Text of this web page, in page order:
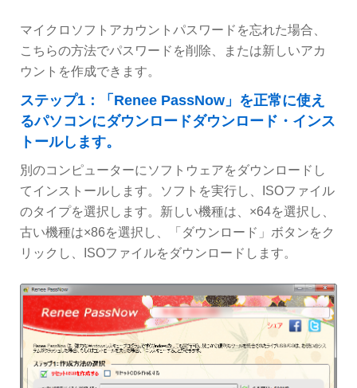
マイクロソフトアカウントパスワードを忘れた場合、
こちらの方法でパスワードを削除、または新しいアカ
ウントを作成できます。
ステップ1：「Renee PassNow」を正常に使え
るパソコンにダウンロードダウンロード・インス
トールします。
別のコンピューターにソフトウェアをダウンロードし
てインストールします。ソフトを実行し、ISOファイル
のタイプを選択します。新しい機種は、×64を選択し、
古い機種は×86を選択し、「ダウンロード」ボタンをク
リックし、ISOファイルをダウンロードします。